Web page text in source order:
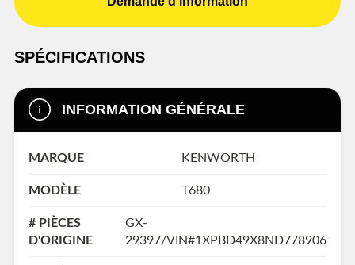
SPÉCIFICATIONS
INFORMATION GÉNÉRALE
MARQUE KENWORTH
MODÈLE T680
# PIÈCES
D'ORIGINE
GX-
29397/VIN#1XPBD49X8ND778906